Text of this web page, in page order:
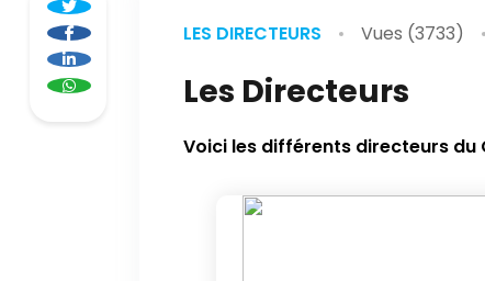
LES DIRECTEURS Vues (3733)
Les Directeurs
Voici les différents directeurs du